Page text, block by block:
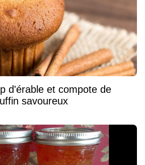
d'érable et compote de
savoureux